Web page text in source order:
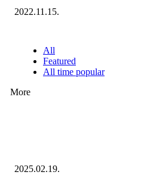
2022.11.15.
All
Featured
All time popular
More
2025.02.19.